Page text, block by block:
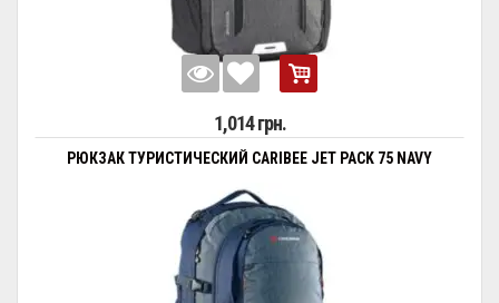
1,014 грн.
РЮКЗАК ТУРИСТИЧЕСКИЙ CARIBEE JET PACK 75 NAVY